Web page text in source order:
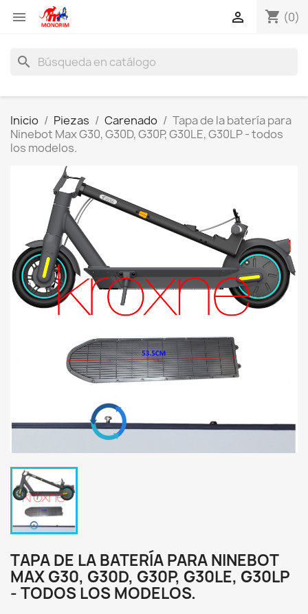
 shopping_cart (0)

search
Inicio Piezas Carenado
Tapa de la batería para
Ninebot Max G30, G30D, G30P, G30LE, G30LP - todos
los modelos.
TAPA DE LA BATERÍA PARA NINEBOT
MAX G30, G30D, G30P, G30LE, G30LP
- TODOS LOS MODELOS.